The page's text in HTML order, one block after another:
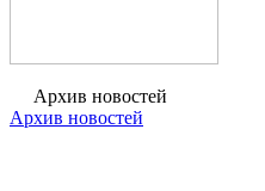
Архив новостей
Архив новостей